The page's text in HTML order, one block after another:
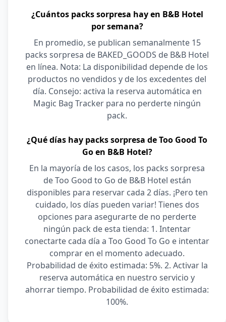
¿Cuántos packs sorpresa hay en B&B Hotel
por semana?
En promedio, se publican semanalmente 15
packs sorpresa de BAKED_GOODS de B&B Hotel
en línea. Nota: La disponibilidad depende de los
productos no vendidos y de los excedentes del
día. Consejo: activa la reserva automática en
Magic Bag Tracker para no perderte ningún
pack.
¿Qué días hay packs sorpresa de Too Good To
Go en B&B Hotel?
En la mayoría de los casos, los packs sorpresa
de Too Good to Go de B&B Hotel están
disponibles para reservar cada 2 días. ¡Pero ten
cuidado, los días pueden variar! Tienes dos
opciones para asegurarte de no perderte
ningún pack de esta tienda: 1. Intentar
conectarte cada día a Too Good To Go e intentar
comprar en el momento adecuado.
Probabilidad de éxito estimada: 5%. 2. Activar la
reserva automática en nuestro servicio y
ahorrar tiempo. Probabilidad de éxito estimada:
100%.